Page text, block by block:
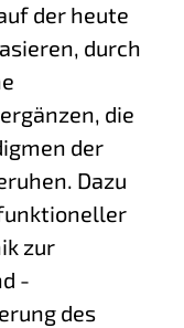
der heute
durch
die
der
Dazu
zur
-
des